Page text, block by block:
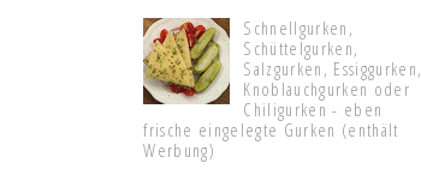
Schnellgurken,
Schüttelgurken,
Salzgurken, Essiggurken,
Knoblauchgurken oder
Chiligurken - eben
frische eingelegte Gurken (enthält
Werbung)